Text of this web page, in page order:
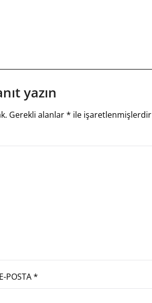
yazın
Gerekli alanlar* ile işaretlenmişlerdir
E-POSTA*